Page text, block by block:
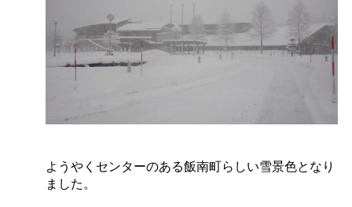
ようやくセンターのある飯南町らしい雪景色となり
ました。